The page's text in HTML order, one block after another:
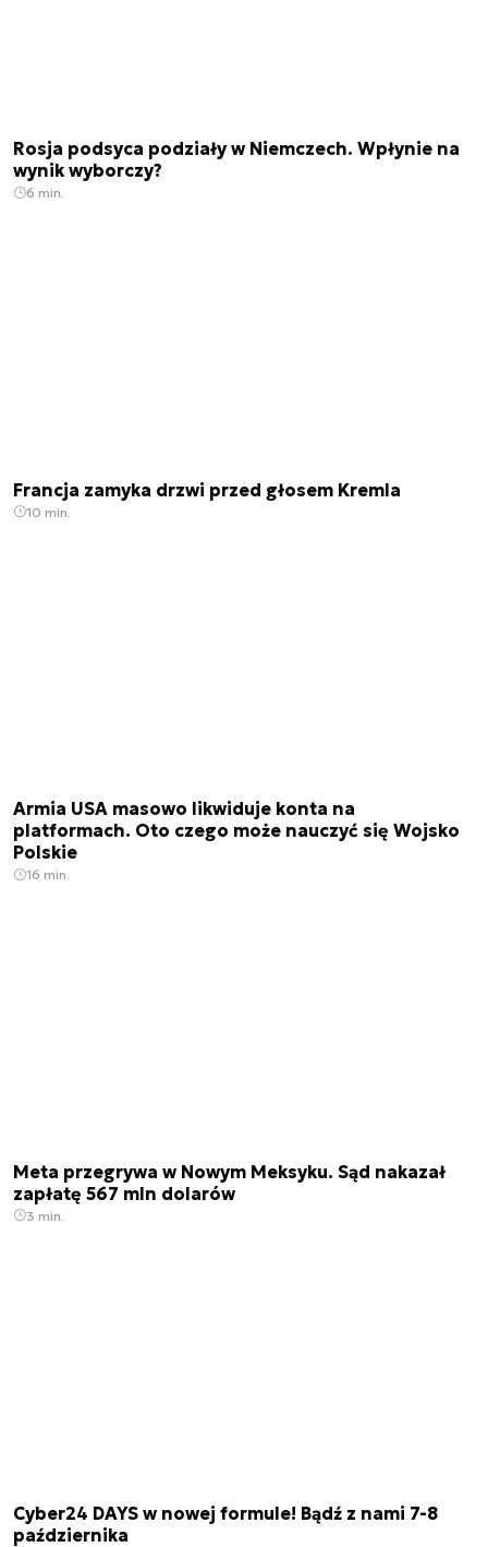
Rosja podsyca podziały w Niemczech. Wpłynie na
wynik wyborczy?
6 min.
Francja zamyka drzwi przed głosem Kremla
10 min.
Armia USA masowo likwiduje konta na
platformach. Oto czego może nauczyć się Wojsko
Polskie
16 min.
Meta przegrywa w Nowym Meksyku. Sąd nakazał
zapłatę 567 mln dolarów
3 min.
Cyber24 DAYS w nowej formule! Bądź z nami 7-8
października